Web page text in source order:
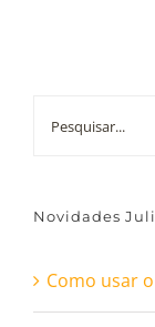
Novidades
Como usar